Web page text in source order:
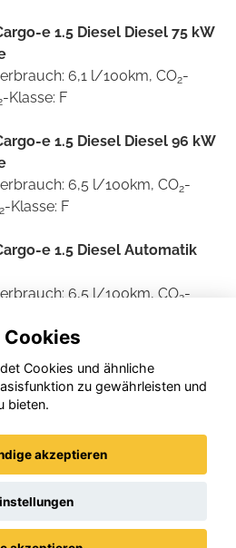
e 1.5 Diesel Diesel 75 kW
6,1 l/100km, CO2-
-Klasse: F
e 1.5 Diesel Diesel 96 kW
6,5 l/100km, CO2-
2-Klasse: F
e 1.5 Diesel Automatik
6,5 l/100km, CO2-
offiziellen Kraftstoff- und
offiziellen spezifischen CO2-
können dem
entnommen
und bei der DAT
unentgeltlich erhältlich ist.
Cookies und ähnliche
zu gewährleisten und
bieten.
akzeptieren